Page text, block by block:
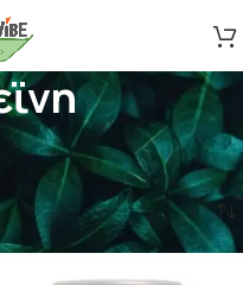
“πρωτεϊνη”